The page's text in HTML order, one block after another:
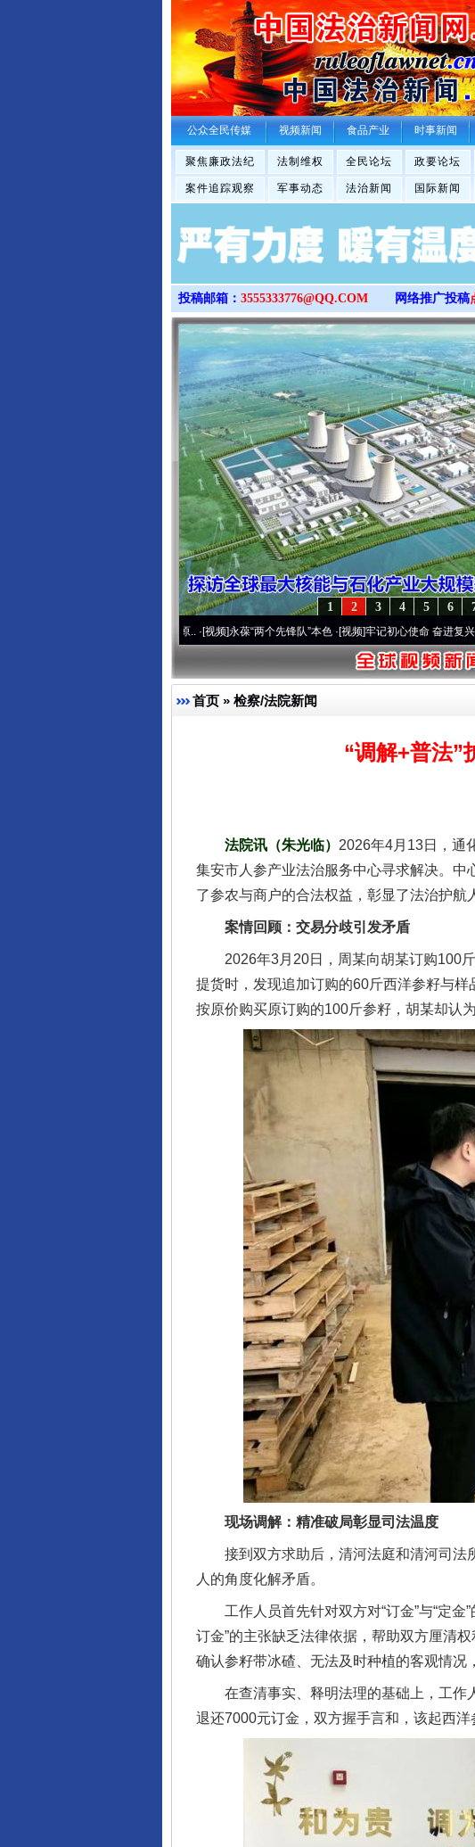
>
公众全民传媒 视频新闻 食品产业 时事新闻
聚焦廉政法纪 法制维权 全民论坛 政要论坛
案件追踪观察 军事动态 法治新闻 国际新闻
投稿邮箱： 3555333776@QQ.COM 网络推广投稿
6
5
4
3
2
1
永葆“两个先锋队”本色·[视频]牢记初心使命 奋进复兴征程丨宝塔
首页 » 检察/法院新闻
“调解+普法”
法院讯（朱光临） 2026年4月13日，通
集安市人参产业法治服务中心寻求解决。中
了参农与商户的合法权益，彰显了法治护航
案情回顾：交易分歧引发矛盾
2026年3月20日，周某向胡某订购100斤
提货时，发现追加订购的60斤西洋参籽与
按原价购买原订购的100斤参籽，胡某却认
现场调解：精准破局彰显司法温度
接到双方求助后，清河法庭和清河司法所
人的角度化解矛盾。
工作人员首先针对双方对“订金”与“定金”
订金”的主张缺乏法律依据，帮助双方厘清
确认参籽带冰碴、无法及时种植的客观情况
在查清事实、释明法理的基础上，工作
退还7000元订金，双方握手言和，该起西洋